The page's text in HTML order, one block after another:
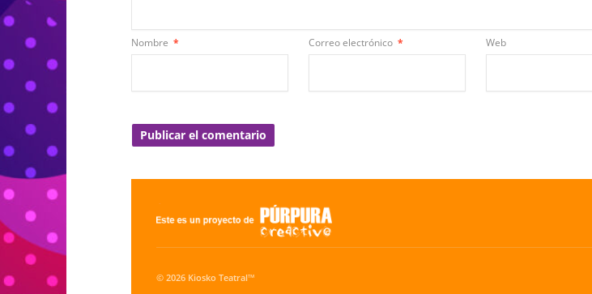
Nombre * Correo electrónico * Web
© 2026 Kiosko Teatral™